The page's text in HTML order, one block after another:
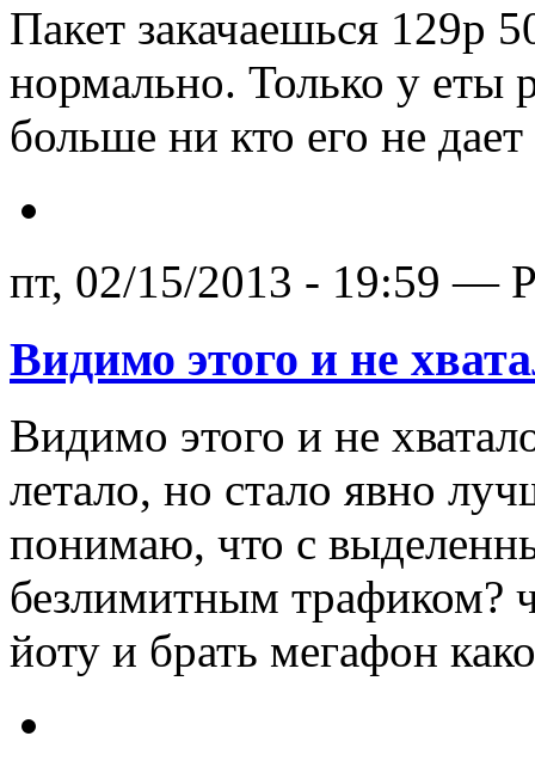
Пакет закачаешься 129р
нормально. Только у еты
больше ни кто его не
пт, 02/15/2013 - 19:59 —
Видимо этого и не
Видимо этого и не
летало, но стало явно
понимаю, что с
безлимитным трафиком?
йоту и брать мегафон